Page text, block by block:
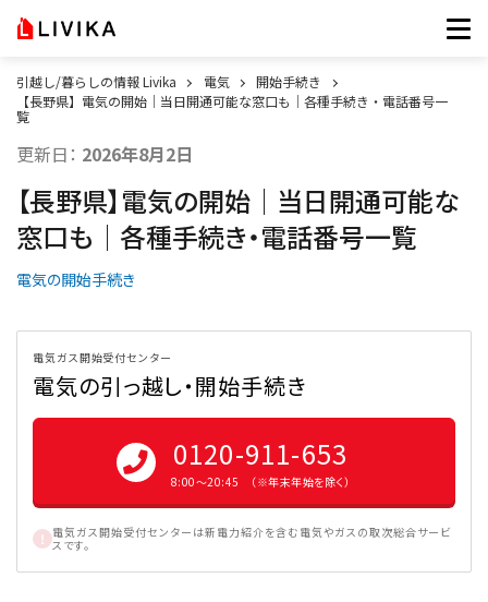
引越し/暮らしの情報 Livika 電気
開始手続き
【長野県】電気の開始│当日開通可能な窓口も│各種手続き・電話番号一
覧
更新日： 2026年8月2日
【長野県】電気の開始│当日開通可能な
窓口も│各種手続き・電話番号一覧
電気の開始手続き
電気ガス開始受付センター
電気の引っ越し・開始手続き
0120-911-653
8:00〜20:45 （※年末年始を除く）
電気ガス開始受付センターは新電力紹介を含む電気やガスの取次総合サービ
スです。